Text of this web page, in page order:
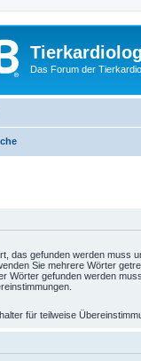
Das Forum der
das gefunden werden muss
Sie mehrere Wörter
Wörter gefunden werden
für teilweise